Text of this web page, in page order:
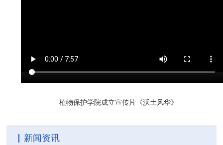
植物保护学院成立宣传片《沃土风华》
新闻资讯